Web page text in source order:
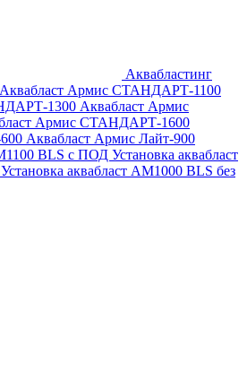
Аквабластинг
Аквабласт Армис СТАНДАРТ-1100
1300 Аквабласт Армис
Армис СТАНДАРТ-1600
Аквабласт Армис Лайт-900
BLS с ПОД Установка аквабласт
Установка аквабласт AM1000 BLS без